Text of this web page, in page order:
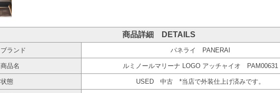
商品詳細 DETAILS
ブランド パネライ PANERAI
商品名 ルミノールマリーナ LOGO アッチャイオ PAM00631
状態 USED 中古 *当店で外装仕上げ済みです。